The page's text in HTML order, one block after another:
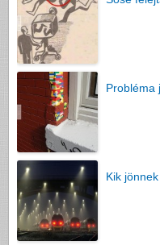
Probléma
Kik